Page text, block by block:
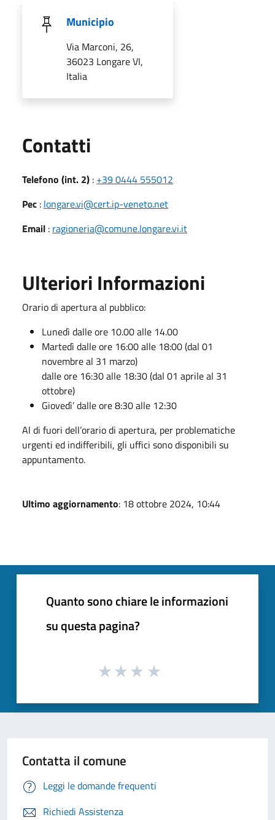
Municipio
Via Marconi, 26,
36023 Longare VI,
Italia
Contatti
Telefono (int. 2) : +39 0444 555012
Pec : longare.vi@cert.ip-veneto.net
Email : ragioneria@comune.longare.vi.it
Ulteriori Informazioni
Orario di apertura al pubblico:
Lunedì dalle ore 10.00 alle 14.00
Martedì dalle ore 16:00 alle 18:00 (dal 01
novembre al 31 marzo)
dalle ore 16:30 alle 18:30 (dal 01 aprile al 31
ottobre)
Giovedì’ dalle ore 8:30 alle 12:30
Al di fuori dell’orario di apertura, per problematiche
urgenti ed indifferibili, gli uffici sono disponibili su
appuntamento.
Ultimo aggiornamento: 18 ottobre 2024, 10:44
Quanto sono chiare le informazioni
su questa pagina?
Contatta il comune
Leggi le domande frequenti
Richiedi Assistenza